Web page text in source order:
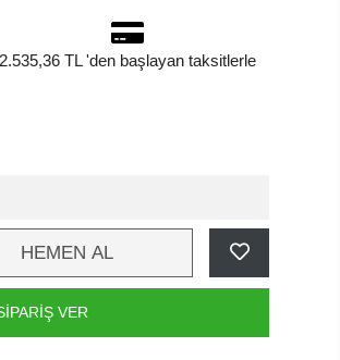
2.535,36 TL 'den başlayan taksitlerle
HEMEN AL
VER